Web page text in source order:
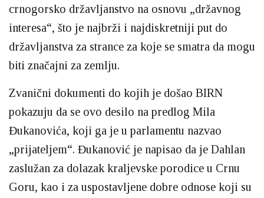
crnogorsko državljanstvo na osnovu „državnog
interesa“, što je najbrži i najdiskretniji put do
državljanstva za strance za koje se smatra da mogu
biti značajni za zemlju.
Zvanični dokumenti do kojih je došao BIRN
pokazuju da se ovo desilo na predlog Mila
Đukanovića, koji ga je u parlamentu nazvao
„prijateljem“. Đukanović je napisao da je Dahlan
zaslužan za dolazak kraljevske porodice u Crnu
Goru, kao i za uspostavljene dobre odnose koji su